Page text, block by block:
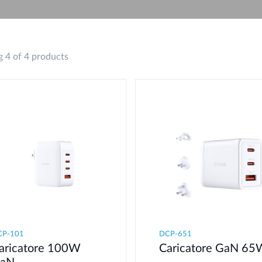
4 of 4 products
101
100W
DCP-651
Caricatore GaN